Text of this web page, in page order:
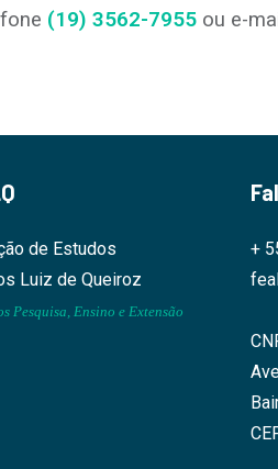
(19) 3562-7955 ou e-
de Estudos
Luiz de Queiroz
Pesquisa, Ensino e Extensão
+